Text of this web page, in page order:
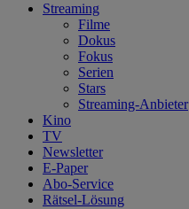
Streaming
Filme
Dokus
Fokus
Serien
Stars
Streaming-Anbieter
Kino
TV
Newsletter
E-Paper
Abo-Service
Rätsel-Lösung